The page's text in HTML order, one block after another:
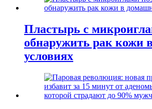
Пластырь с
обнаружить рак кожи
условиях